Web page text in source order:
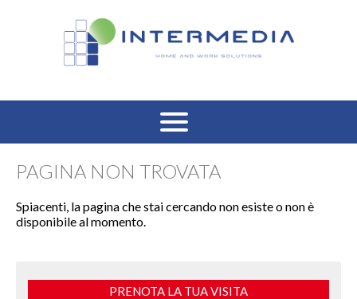
HOME
VENDITA RESIDENZIALE
VENDITA COMMERCIALE
PAGINA NON TROVATA
Spiacenti, la pagina che stai cercando non esiste o non è
disponibile al momento.
PRENOTA LA TUA VISITA